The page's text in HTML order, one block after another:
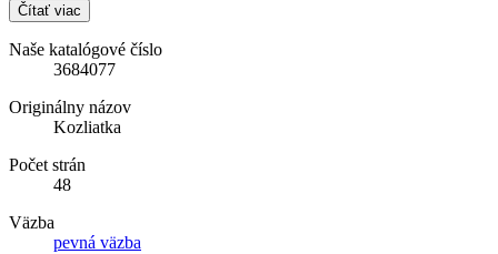
Čítať viac
Naše katalógové číslo
3684077
Originálny názov
Kozliatka
Počet strán
48
Väzba
pevná väzba